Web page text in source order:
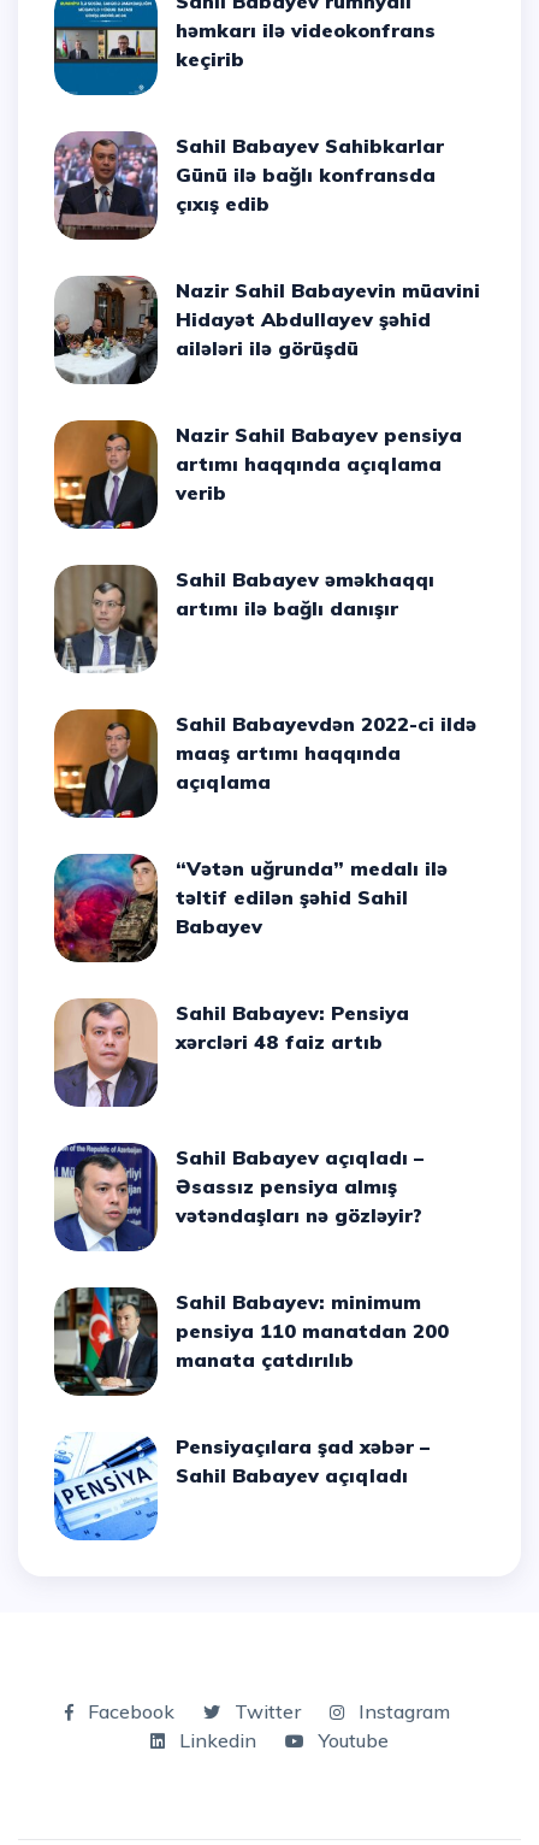
həmkarı ilə videokonfrans
keçirib
Sahil Babayev Sahibkarlar
Günü ilə bağlı konfransda
çıxış edib
Nazir Sahil Babayevin müavini
Hidayət Abdullayev şəhid
ailələri ilə görüşdü
Nazir Sahil Babayev pensiya
artımı haqqında açıqlama
verib
Sahil Babayev əməkhaqqı
artımı ilə bağlı danışır
Sahil Babayevdən 2022-ci ildə
maaş artımı haqqında
açıqlama
“Vətən uğrunda” medalı ilə
təltif edilən şəhid Sahil
Babayev
Sahil Babayev: Pensiya
xərcləri 48 faiz artıb
Sahil Babayev açıqladı –
Əsassız pensiya almış
vətəndaşları nə gözləyir?
Sahil Babayev: minimum
pensiya 110 manatdan 200
manata çatdırılıb
Pensiyaçılara şad xəbər –
Sahil Babayev açıqladı
Facebook Twitter
Instagram
Linkedin
Youtube